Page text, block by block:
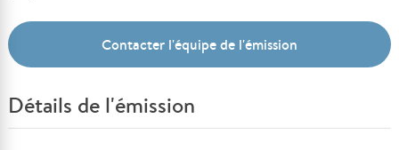
Contacter l'équipe de l'émission
Détails de l'émission